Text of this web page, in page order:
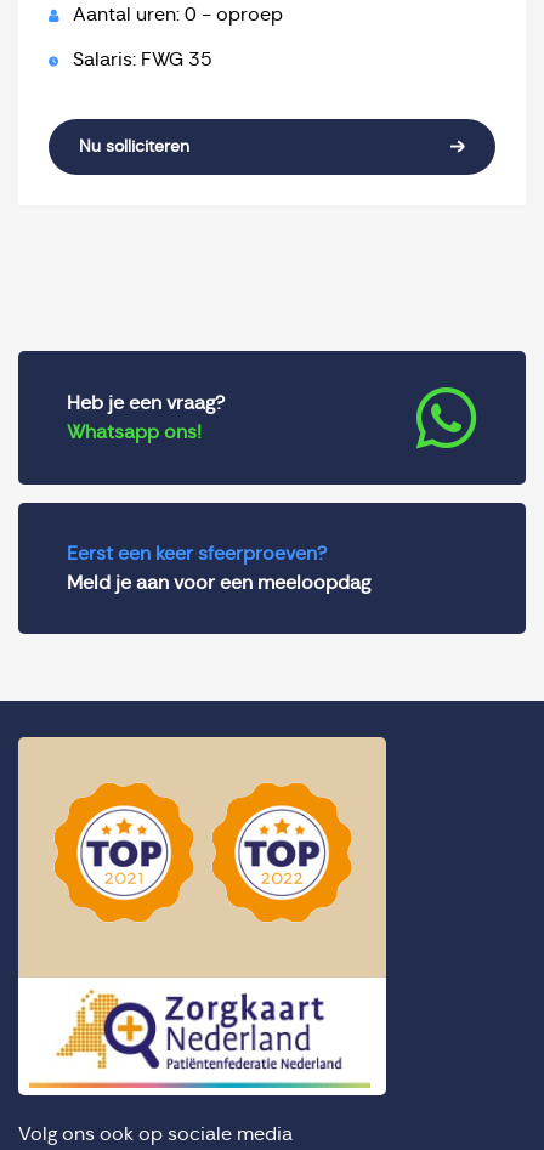
Aantal uren: 0 - oproep
Salaris: FWG 35
Nu solliciteren
Heb je een vraag?
Whatsapp ons!
Eerst een keer sfeerproeven?
Meld je aan voor een meeloopdag
Volg ons ook op sociale media